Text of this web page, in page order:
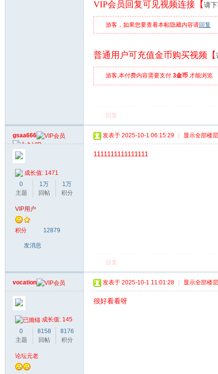
VIP会员回复可见视频连接【请
游客，如果您要查看本帖隐藏内容请回复
普通用户可充值金币购买视频【
游客,本付费内容需要支付 3金币才能浏览
回复
gsaa666
成长值: 1471
0
主题
1万
回帖
1万
积分
VIP用户
积分 12879
发消息
发表于 2025-10-1 06:15:29 显示全部楼层
1111111111111111
回复
vocation
成长值: 145
0
主题
8158
回帖
8176
积分
论坛元老
发表于 2025-10-1 11:01:28 显示全部楼层
很好看看呀